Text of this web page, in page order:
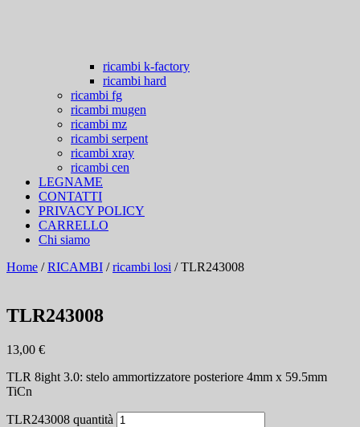
ricambi k-factory
ricambi hard
ricambi fg
ricambi mugen
ricambi mz
ricambi serpent
ricambi xray
ricambi cen
LEGNAME
CONTATTI
PRIVACY POLICY
CARRELLO
Chi siamo
Home /RICAMBI /ricambi losi / TLR243008
TLR243008
13,00 €
TLR 8ight 3.0: stelo ammortizzatore posteriore 4mm x 59.5mm
TiCn
TLR243008 quantità